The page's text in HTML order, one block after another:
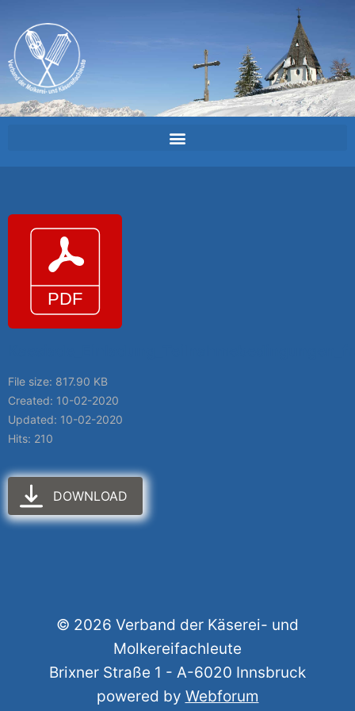
File size: 817.90 KB
Created: 10-02-2020
Updated: 10-02-2020
Hits: 210
DOWNLOAD
© 2026 Verband der Käserei- und
Molkereifachleute
Brixner Straße 1 - A-6020 Innsbruck
powered by Webforum